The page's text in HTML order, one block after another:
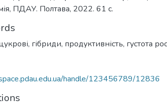
ПДАУ. Полтава, 2022. 61 с.
, гібриди, продуктивність, густота
handle/123456789/12836